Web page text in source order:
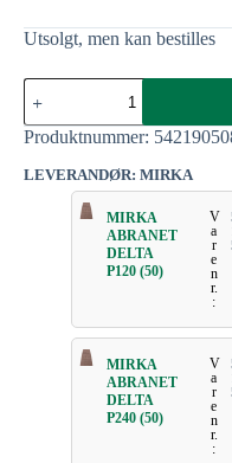
Utsolgt, men kan bestilles
Produktnummer:
LEVERANDØR: MIRKA
MIRKA
ABRANET
DELTA
P120 (50)
V
a
r
e
n
r.
:
MIRKA
ABRANET
DELTA
P240 (50)
V
a
r
e
n
r.
: